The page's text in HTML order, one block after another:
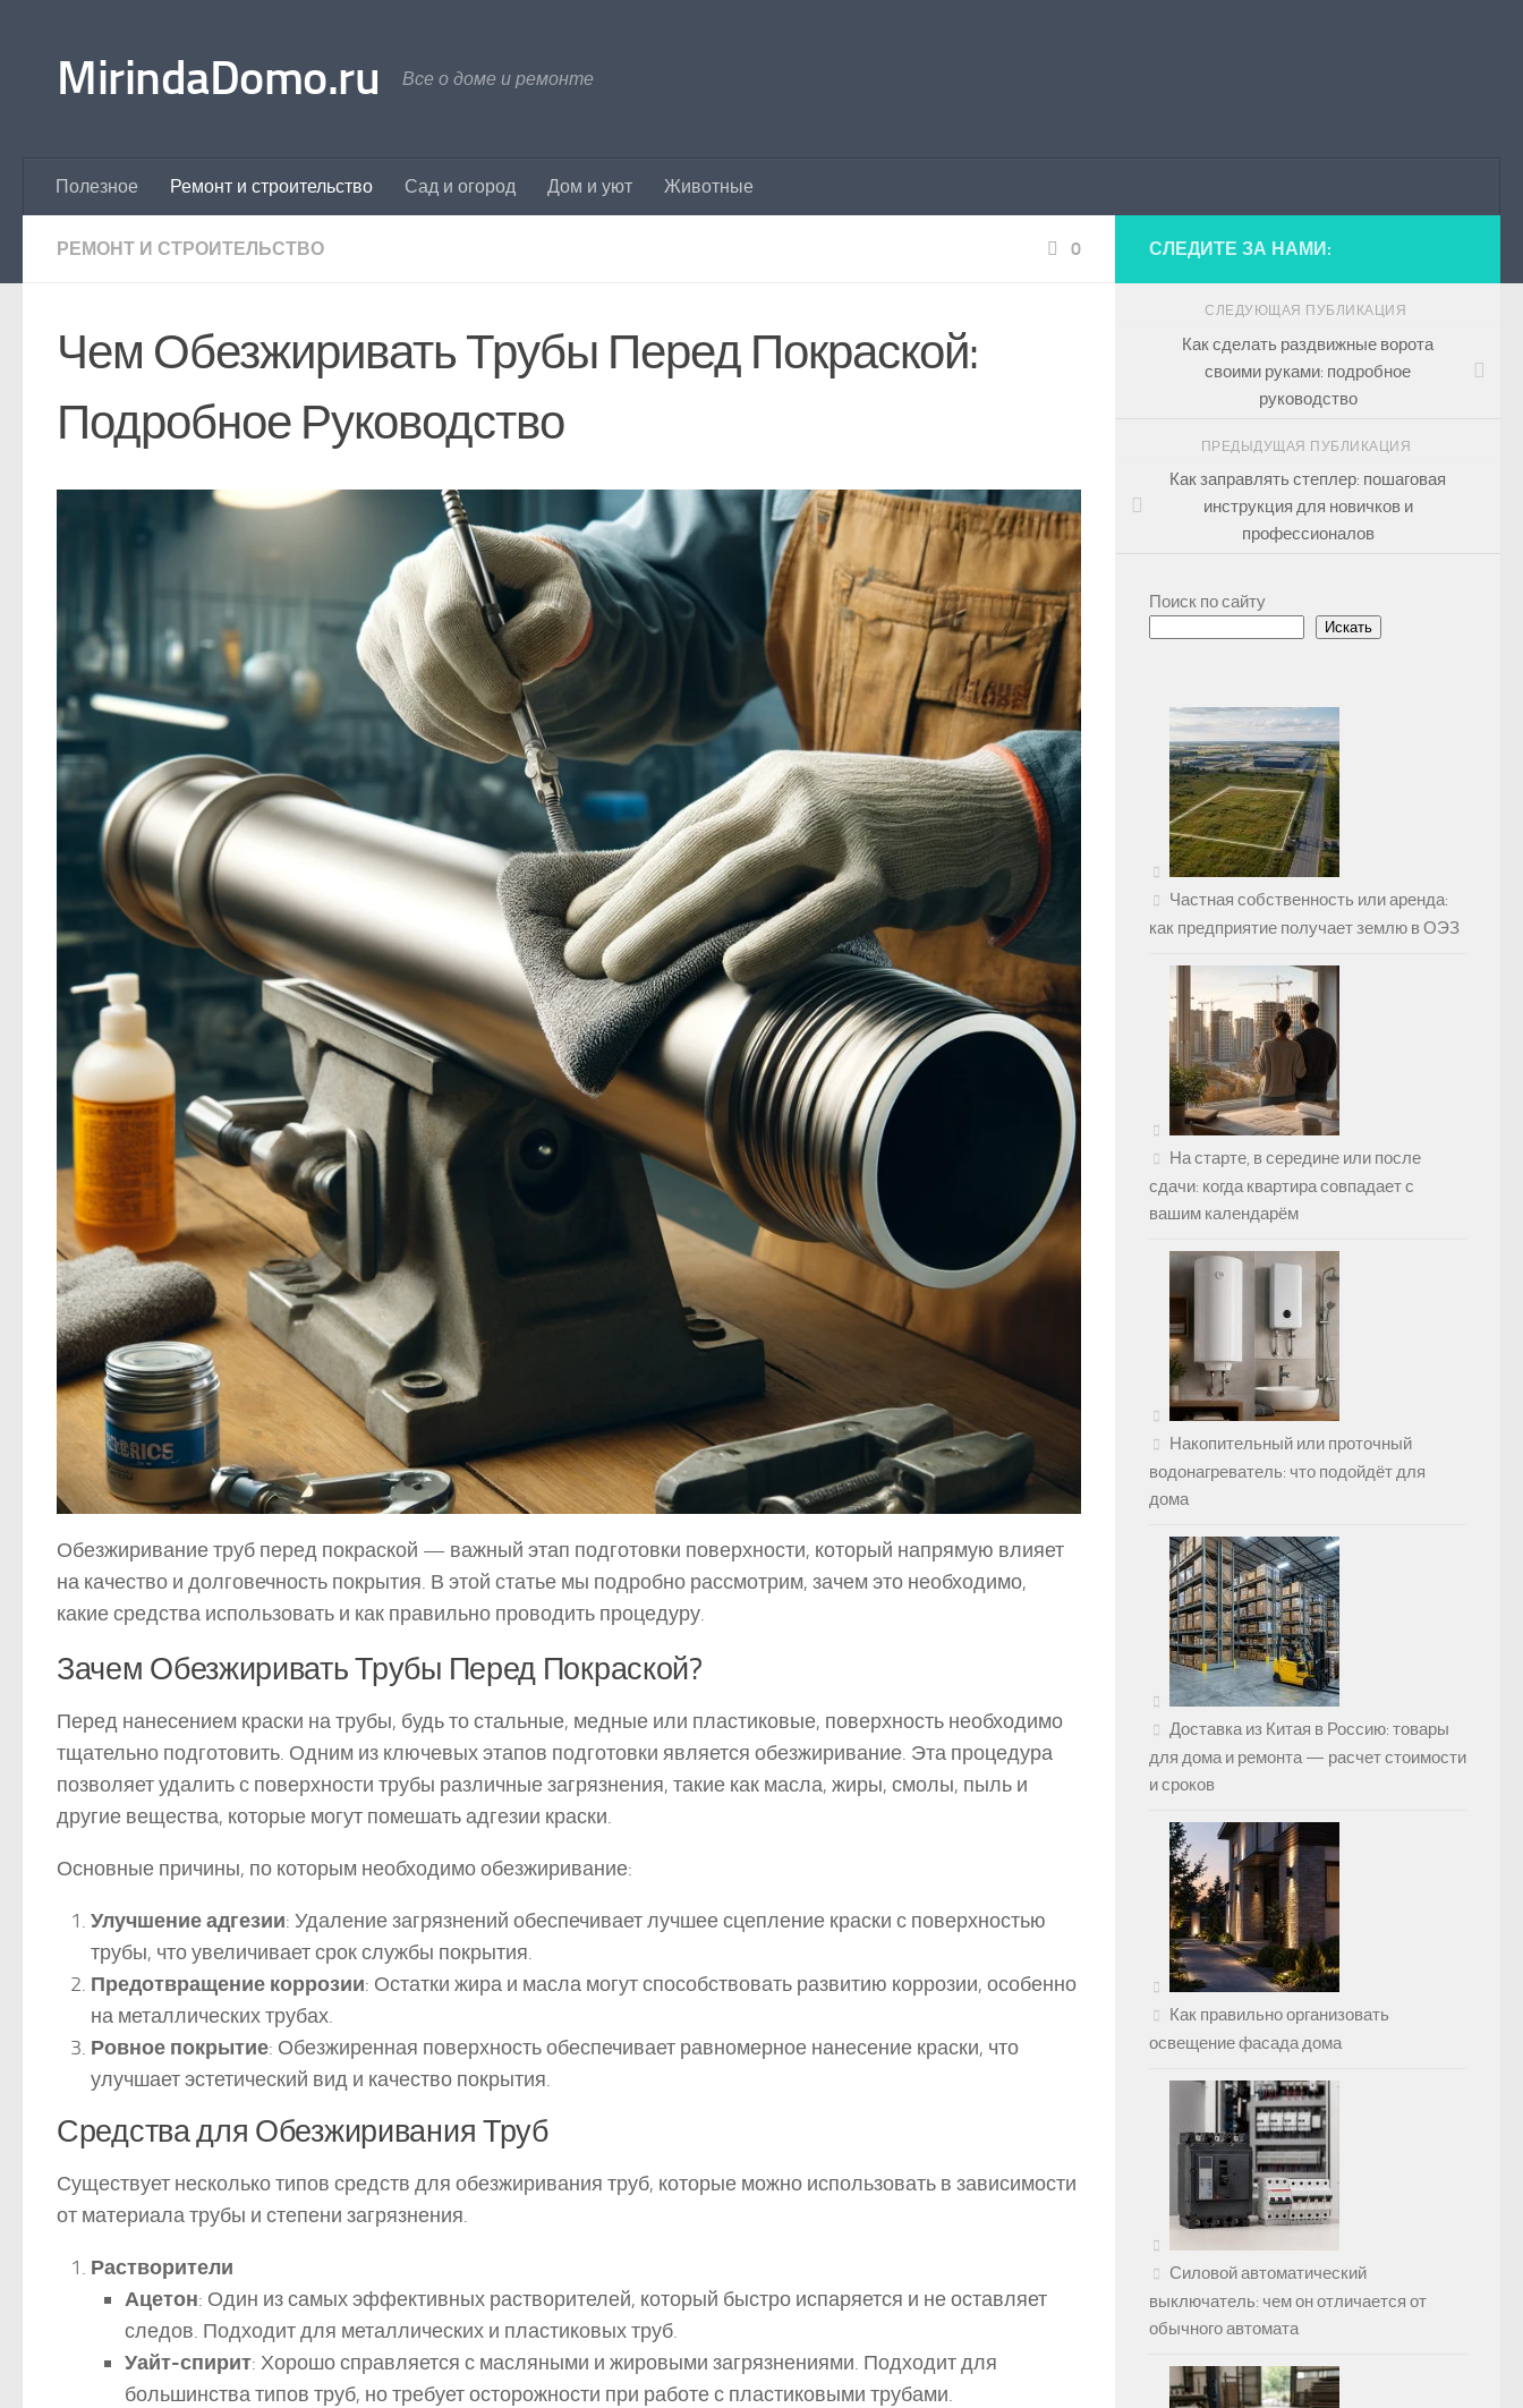
MirindaDomo.ru Все о доме и ремонте
Полезное Ремонт и строительство Сад и огород Дом и уют Животные
РЕМОНТ И СТРОИТЕЛЬСТВО 0
Чем Обезжиривать Трубы Перед Покраской:
Подробное Руководство
Обезжиривание труб перед покраской — важный этап подготовки поверхности, который напрямую влияет
на качество и долговечность покрытия. В этой статье мы подробно рассмотрим, зачем это необходимо,
какие средства использовать и как правильно проводить процедуру.
Зачем Обезжиривать Трубы Перед Покраской?
Перед нанесением краски на трубы, будь то стальные, медные или пластиковые, поверхность необходимо
тщательно подготовить. Одним из ключевых этапов подготовки является обезжиривание. Эта процедура
позволяет удалить с поверхности трубы различные загрязнения, такие как масла, жиры, смолы, пыль и
другие вещества, которые могут помешать адгезии краски.
Основные причины, по которым необходимо обезжиривание:
Улучшение адгезии: Удаление загрязнений обеспечивает лучшее сцепление краски с поверхностью
трубы, что увеличивает срок службы покрытия.
Предотвращение коррозии: Остатки жира и масла могут способствовать развитию коррозии, особенно
на металлических трубах.
Ровное покрытие: Обезжиренная поверхность обеспечивает равномерное нанесение краски, что
улучшает эстетический вид и качество покрытия.
Средства для Обезжиривания Труб
Существует несколько типов средств для обезжиривания труб, которые можно использовать в зависимости
от материала трубы и степени загрязнения.
Растворители
Ацетон: Один из самых эффективных растворителей, который быстро испаряется и не оставляет
следов. Подходит для металлических и пластиковых труб.
Уайт-спирит: Хорошо справляется с масляными и жировыми загрязнениями. Подходит для
большинства типов труб, но требует осторожности при работе с пластиковыми трубами.
СЛЕДИТЕ ЗА НАМИ:
СЛЕДУЮЩАЯ ПУБЛИКАЦИЯ
Как сделать раздвижные ворота
своими руками: подробное
руководство
ПРЕДЫДУЩАЯ ПУБЛИКАЦИЯ
Как заправлять степлер: пошаговая
инструкция для новичков и
профессионалов
Поиск по сайту
Искать
Частная собственность или аренда:
как предприятие получает землю в ОЭЗ
На старте, в середине или после
сдачи: когда квартира совпадает с
вашим календарём
Накопительный или проточный
водонагреватель: что подойдёт для
дома
Доставка из Китая в Россию: товары
для дома и ремонта — расчет стоимости
и сроков
Как правильно организовать
освещение фасада дома
Силовой автоматический
выключатель: чем он отличается от
обычного автомата